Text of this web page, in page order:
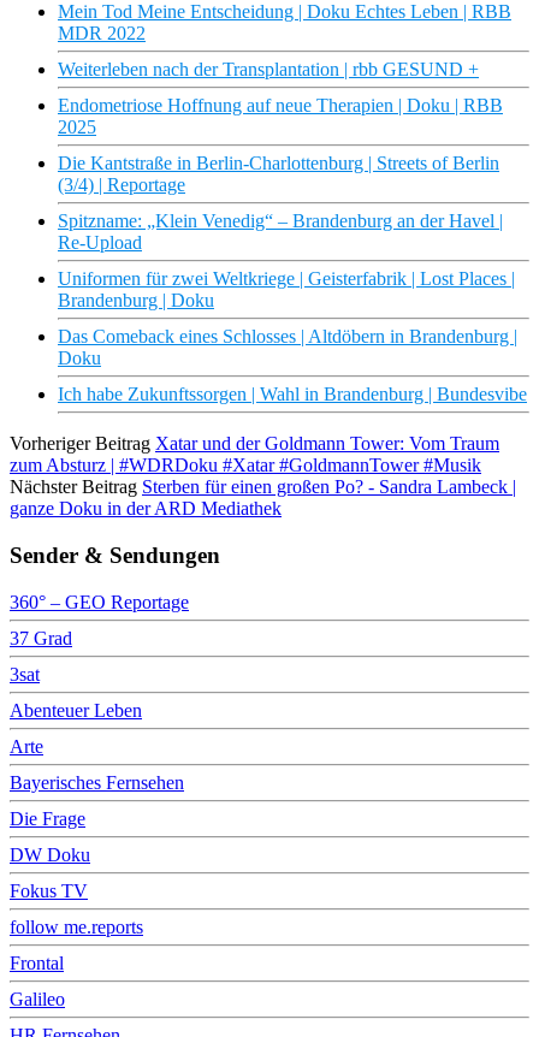
Mein Tod Meine Entscheidung | Doku Echtes Leben | RBB
MDR 2022
Weiterleben nach der Transplantation | rbb GESUND +
Endometriose Hoffnung auf neue Therapien | Doku | RBB
2025
Die Kantstraße in Berlin-Charlottenburg | Streets of Berlin
(3/4) | Reportage
Spitzname: „Klein Venedig“ – Brandenburg an der Havel |
Re-Upload
Uniformen für zwei Weltkriege | Geisterfabrik | Lost Places |
Brandenburg | Doku
Das Comeback eines Schlosses | Altdöbern in Brandenburg |
Doku
Ich habe Zukunftssorgen | Wahl in Brandenburg | Bundesvibe
Vorheriger Beitrag Xatar und der Goldmann Tower: Vom Traum
zum Absturz | #WDRDoku #Xatar #GoldmannTower #Musik
Nächster Beitrag Sterben für einen großen Po? - Sandra Lambeck |
ganze Doku in der ARD Mediathek
Sender & Sendungen
360° – GEO Reportage
37 Grad
3sat
Abenteuer Leben
Arte
Bayerisches Fernsehen
Die Frage
DW Doku
Fokus TV
follow me.reports
Frontal
Galileo